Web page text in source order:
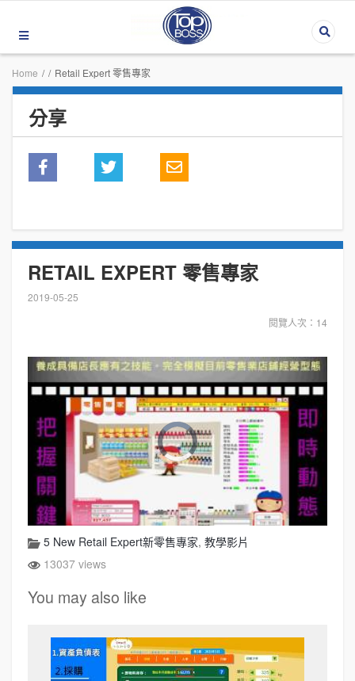
Home / / Retail Expert 零售專家
分享
RETAIL EXPERT 零售專家
2019-05-25
閱覽人次：14
5 New Retail Expert新零售專家, 教學影片
13037 views
You may also like